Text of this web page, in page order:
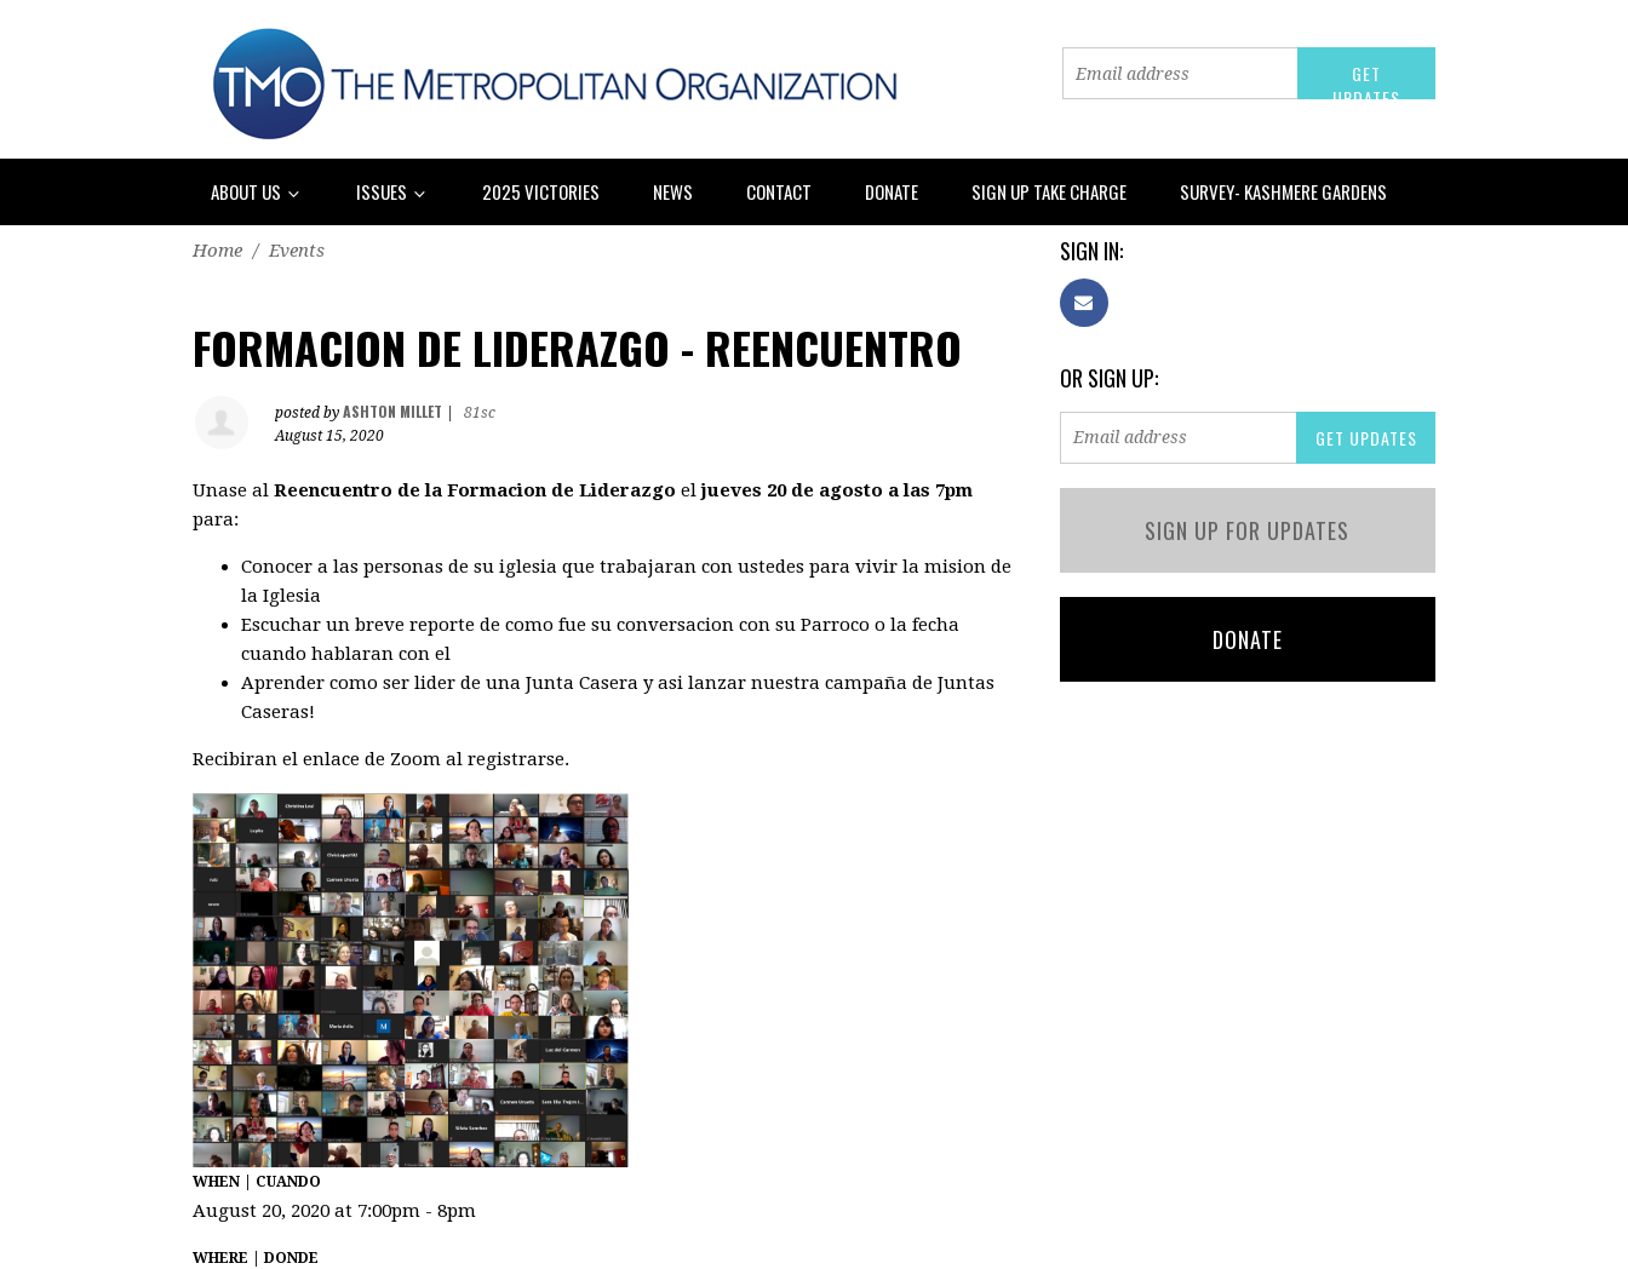
ABOUT US ISSUES 2025 VICTORIES NEWS CONTACT DONATE SIGN UP TAKE CHARGE SURVEY- KASHMERE GARDENS
Home / Events
FORMACION DE LIDERAZGO - REENCUENTRO
posted by ASHTON MILLET
81sc
August 15, 2020
Unase al Reencuentro de la Formacion de Liderazgo eljueves 20 de agosto a las 7pm
para:
Conocer a las personas de su iglesia que trabajaran con ustedes para vivir la mision de
la Iglesia
Escuchar un breve reporte de como fue su conversacion con su Parroco o la fecha
cuando hablaran con el
Aprender como ser lider de una Junta Casera y asi lanzar nuestra campaña de Juntas
Caseras!
Recibiran el enlace de Zoom al registrarse.
WHEN | CUANDO
August 20, 2020 at 7:00pm - 8pm
WHERE | DONDE
SIGN IN:
OR SIGN UP:
SIGN UP FOR UPDATES
DONATE